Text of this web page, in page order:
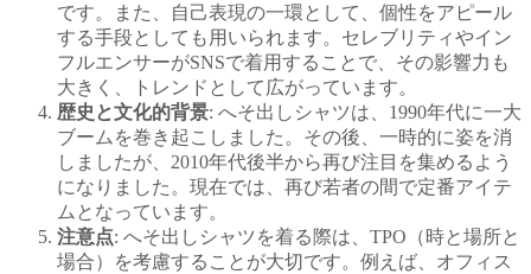
です。また、自己表現の一環として、個性をアピール
する手段としても用いられます。セレブリティやイン
フルエンサーがSNSで着用することで、その影響力も
大きく、トレンドとして広がっています。
歴史と文化的背景: へそ出しシャツは、1990年代に一大
ブームを巻き起こしました。その後、一時的に姿を消
しましたが、2010年代後半から再び注目を集めるよう
になりました。現在では、再び若者の間で定番アイテ
ムとなっています。
注意点: へそ出しシャツを着る際は、TPO（時と場所と
場合）を考慮することが大切です。例えば、オフィス